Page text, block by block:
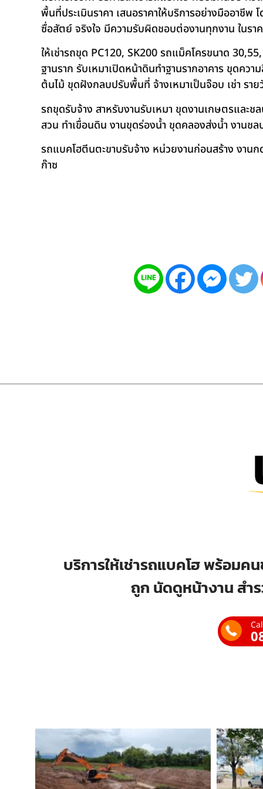
พื้นที่ประเมินราคา เสนอราคาให้บริการอย่างมืออาชี
ซื่อสัตย์ จริงใจ มีความรับผิดชอบต่องานทุกงาน ในรา
ให้เช่ารถขุด PC120, SK200 รถแม็คโครขนาด
ฐานราก รับเหมาเปิดหน้าดินทำฐานรากอาคาร ขุดค
ต้นไม้ ขุดฝังกลบปรับพื้นที่ จ้างเหมาเป็นจ๊อบ เช่า ราย
รถขุดรับจ้าง สาหรับงานรับเหมา ขุดงานเกษตรและ
สวน ทำเขื่อนดิน งานขุดร่องน้ำ ขุดคลองส่งน้ำ งานช
รถแบคโฮตีนตะขาบรับจ้าง หน่วยงานก่อนสร้าง งาน
ก๊าซ
บริการให้เช่ารถแบคโฮ พร้อมค
ถูก นัดดูหน้างาน สำ